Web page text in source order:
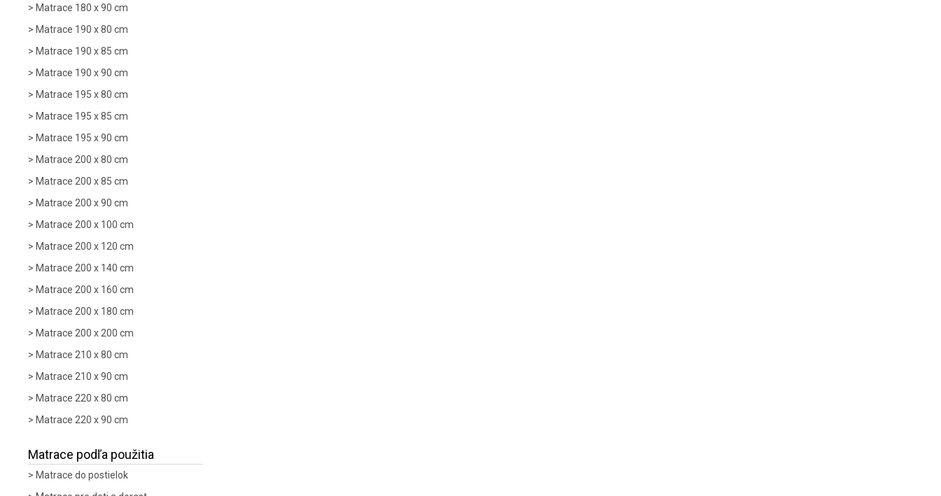
Matrace 180 x 90 cm
Matrace 190 x 80 cm
Matrace 190 x 85 cm
Matrace 190 x 90 cm
Matrace 195 x 80 cm
Matrace 195 x 85 cm
Matrace 195 x 90 cm
Matrace 200 x 80 cm
Matrace 200 x 85 cm
Matrace 200 x 90 cm
Matrace 200 x 100 cm
Matrace 200 x 120 cm
Matrace 200 x 140 cm
Matrace 200 x 160 cm
Matrace 200 x 180 cm
Matrace 200 x 200 cm
Matrace 210 x 80 cm
Matrace 210 x 90 cm
Matrace 220 x 80 cm
Matrace 220 x 90 cm
Matrace podľa použitia
Matrace do postielok